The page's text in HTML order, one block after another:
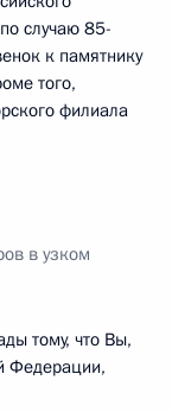
случаю 85-
к памятнику
того,
филиала
в узком
тому, что Вы,
Федерации,